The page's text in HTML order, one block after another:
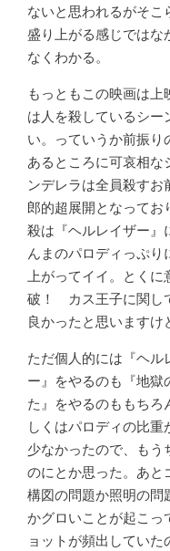
ないと思われるがそこ
盛り上がる感じではな
なくわかる。
もっともこの映画は
は人を殺しているシー
い。っていうか前振り
あるところに可哀相な
ンデレラは全員殺す
郎的超展開となってお
殺は『ヘルレイザー』
んまのパロディっぷり
上がってイイ。とくに
破！ カス王子に関し
良かったと思いますけ
ただ個人的には『ヘル
ー』をやるのも『地獄
た』をやるのももちろ
しくはパロディの比
少なかったので、もう
のにとか思った。あと
構図の問題か照明の問
かグロいことが起こっ
ョットが頻出してい